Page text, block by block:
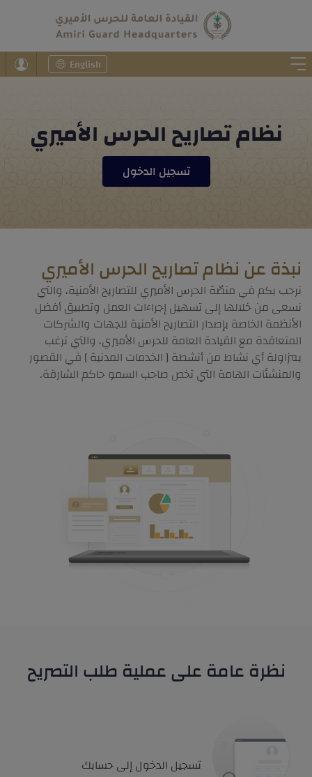
English
نظام تصاريح الحرس الأميري
تسجيل الدخول
نبذة عن نظام تصاريح الحرس الأميري
نرحب بكم في منصّة الحرس الأميري للتصاريح الأمنية، والتي
نسعى من خلالها إلى تسهيل إجراءات العمل وتطبيق أفضل
الأنظمة الخاصة بإصدار التصاريح الأمنية للجهات والشركات
المتعاقدة مع القيادة العامة للحرس الأميري، والتي ترغب
بمزاولة أي نشاط من أنشطة [ الخدمات المدنية ] في القصور
والمنشئآت الهامة التي تخص صاحب السمو حاكم الشارقة.
نظرة عامة على عملية طلب التصريح
تسجيل الدخول إلى حسابك